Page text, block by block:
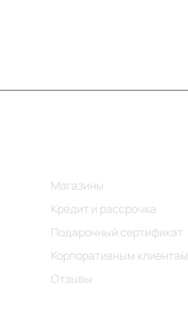
Магазины
Кредит и рассрочка
Подарочный сертификат
Корпоративным клиентам
Отзывы